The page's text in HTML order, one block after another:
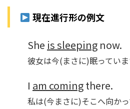
現在進行形の例文
She is sleeping now.
彼女は今(まさに)眠っていま
I am comingthere.
私は(今まさに)そこへ向かっ